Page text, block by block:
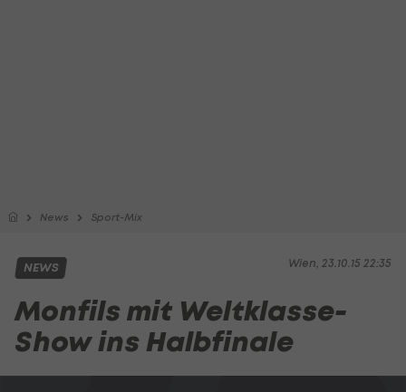
News Sport-Mix
Wien, 23.10.15 22:35
NEWS
Monfils mit Weltklasse-
Show ins Halbfinale